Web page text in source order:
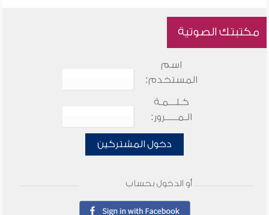
مكتبتك الصوتية
اسم
المستخدم:
كـلـــمـة
الـمـــــرور:
دخول المشتركين
أو الدخول بحساب